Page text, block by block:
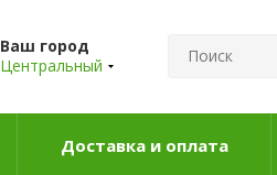
Ваш город
Центральный
Доставка и оплата